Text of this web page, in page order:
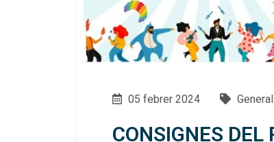
05 febrer 2024 General
CONSIGNES